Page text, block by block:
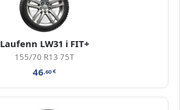
Laufenn LW31 i FIT+
155/70 R13 75T
46,60€